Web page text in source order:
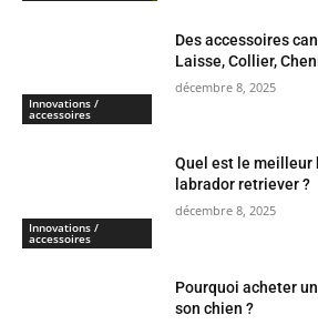
Innovations /
accessoires
Des accessoires
Laisse, Collier,
décembre 8, 2025
Innovations /
accessoires
Quel est le meilleur
labrador retriever ?
décembre 8, 2025
Pourquoi acheter
son chien ?